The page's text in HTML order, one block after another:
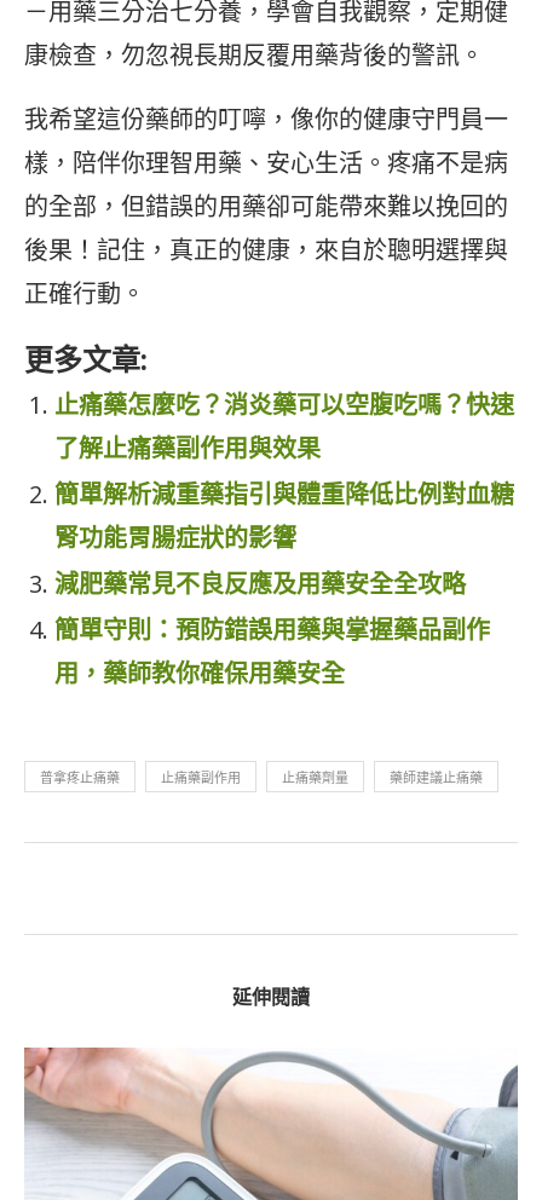
－用藥三分治七分養，學會自我觀察，定期健
康檢查，勿忽視長期反覆用藥背後的警訊。
我希望這份藥師的叮嚀，像你的健康守門員一
樣，陪伴你理智用藥、安心生活。疼痛不是病
的全部，但錯誤的用藥卻可能帶來難以挽回的
後果！記住，真正的健康，來自於聰明選擇與
正確行動。
更多文章:
止痛藥怎麼吃？消炎藥可以空腹吃嗎？快速
了解止痛藥副作用與效果
簡單解析減重藥指引與體重降低比例對血糖
腎功能胃腸症狀的影響
減肥藥常見不良反應及用藥安全全攻略
簡單守則：預防錯誤用藥與掌握藥品副作
用，藥師教你確保用藥安全
普拿疼止痛藥 止痛藥副作用 止痛藥劑量 藥師建議止痛藥
延伸閱讀